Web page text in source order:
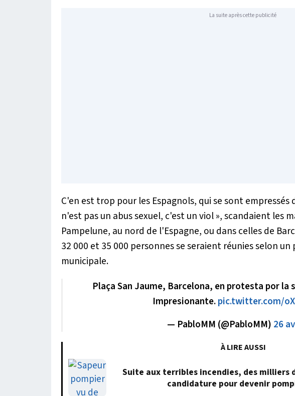
La suite après cette publicité
C'en est trop pour les Espagnols, qui se sont
n'est pas un abus sexuel, c'est un viol », scandaient les
Pampelune, au nord de l'Espagne, ou dans celles de
32 000 et 35 000 personnes se seraient réunies selon
municipale.
Plaça San Jaume, Barcelona, en protesta por la
Impresionante.pic.twitter.com/
— PabloMM (@PabloMM) 26
À LIRE AUSSI
Suite aux terribles incendies, des milliers
candidature pour devenir